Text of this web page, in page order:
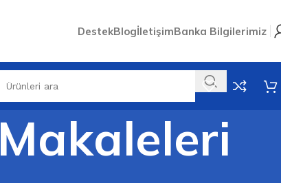
DestekBlogİletişimBanka Bilgilerimiz